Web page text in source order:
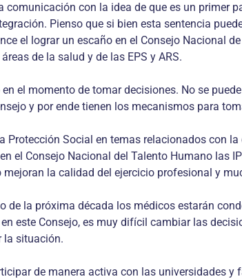
con la idea de que es un primer
Pienso que si bien esta sentencia
el lograr un escaño en el Consejo Nacional
de la salud y de las EPS y ARS.
el momento de tomar decisiones. No se
y por ende tienen los mecanismos para
Social en temas relacionados con
el Consejo Nacional del Talento Humano las
la calidad del ejercicio profesional y
de la próxima década los médicos estarán
este Consejo, es muy difícil cambiar las
la situación.
de manera activa con las universidades